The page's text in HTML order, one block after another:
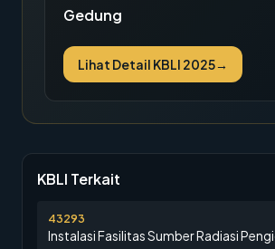
Gedung
Lihat Detail KBLI 2025→
KBLI Terkait
43293
Instalasi Fasilitas Sumber Radiasi